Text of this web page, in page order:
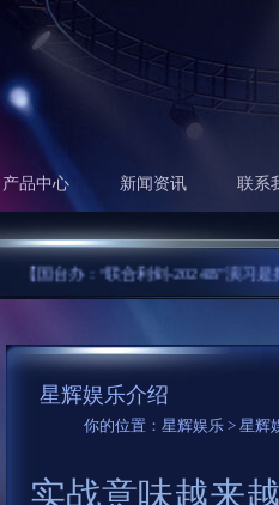
产品中心 新闻资讯 联系
【国台办：“联合利剑-2024B”演习是捍
星辉娱乐介绍
你的位置： 星辉娱乐 > 星辉
实战意味越来